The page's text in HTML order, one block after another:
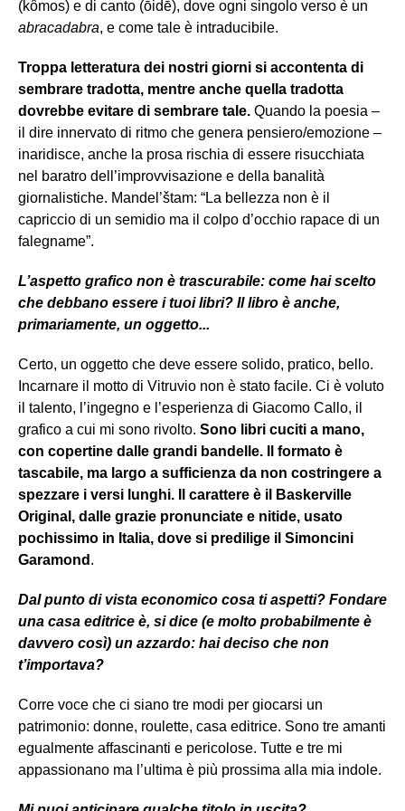
(kômos) e di canto (ōidē), dove ogni singolo verso è un
abracadabra, e come tale è intraducibile.
Troppa letteratura dei nostri giorni si accontenta di
sembrare tradotta, mentre anche quella tradotta
dovrebbe evitare di sembrare tale. Quando la poesia –
il dire innervato di ritmo che genera pensiero/emozione –
inaridisce, anche la prosa rischia di essere risucchiata
nel baratro dell’improvvisazione e della banalità
giornalistiche. Mandel’štam: “La bellezza non è il
capriccio di un semidio ma il colpo d’occhio rapace di un
falegname”.
L’aspetto grafico non è trascurabile: come hai scelto
che debbano essere i tuoi libri? Il libro è anche,
primariamente, un oggetto...
Certo, un oggetto che deve essere solido, pratico, bello.
Incarnare il motto di Vitruvio non è stato facile. Ci è voluto
il talento, l’ingegno e l’esperienza di Giacomo Callo, il
grafico a cui mi sono rivolto. Sono libri cuciti a mano,
con copertine dalle grandi bandelle. Il formato è
tascabile, ma largo a sufficienza da non costringere a
spezzare i versi lunghi. Il carattere è il Baskerville
Original, dalle grazie pronunciate e nitide, usato
pochissimo in Italia, dove si predilige il Simoncini
Garamond .
Dal punto di vista economico cosa ti aspetti? Fondare
una casa editrice è, si dice (e molto probabilmente è
davvero così) un azzardo: hai deciso che non
t’importava?
Corre voce che ci siano tre modi per giocarsi un
patrimonio: donne, roulette, casa editrice. Sono tre amanti
egualmente affascinanti e pericolose. Tutte e tre mi
appassionano ma l’ultima è più prossima alla mia indole.